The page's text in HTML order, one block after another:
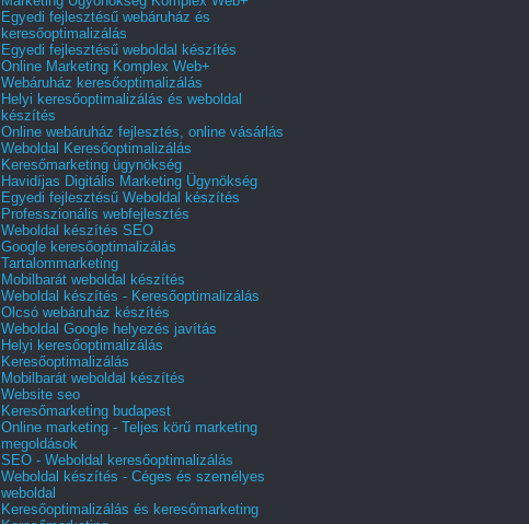
Egyedi fejlesztésű webáruház és
keresőoptimalizálás
Egyedi fejlesztésű weboldal készítés
Online Marketing Komplex Web+
Webáruház keresőoptimalizálás
Helyi keresőoptimalizálás és weboldal
készítés
Online webáruház fejlesztés, online vásárlás
Weboldal Keresőoptimalizálás
Keresőmarketing ügynökség
Havidíjas Digitális Marketing Ügynökség
Egyedi fejlesztésű Weboldal készítés
Professzionális webfejlesztés
Weboldal készítés SEO
Google keresőoptimalizálás
Tartalommarketing
Mobilbarát weboldal készítés
Weboldal készítés - Keresőoptimalizálás
Olcsó webáruház készítés
Weboldal Google helyezés javítás
Helyi keresőoptimalizálás
Keresőoptimalizálás
Mobilbarát weboldal készítés
Website seo
Keresőmarketing budapest
Online marketing - Teljes körű marketing
megoldások
SEO - Weboldal keresőoptimalizálás
Weboldal készítés - Céges és személyes
weboldal
Keresőoptimalizálás és keresőmarketing